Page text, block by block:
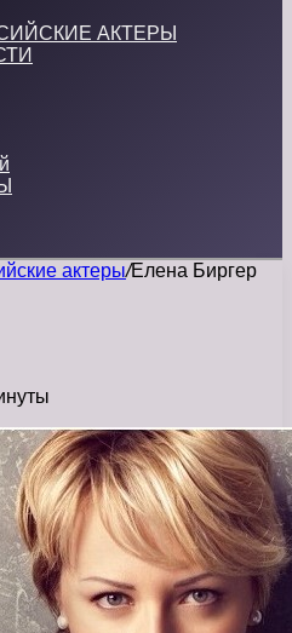
АКТЕРЫ
актеры/Елена Биргер